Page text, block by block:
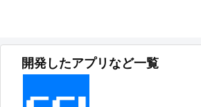
開発したアプリなど一覧